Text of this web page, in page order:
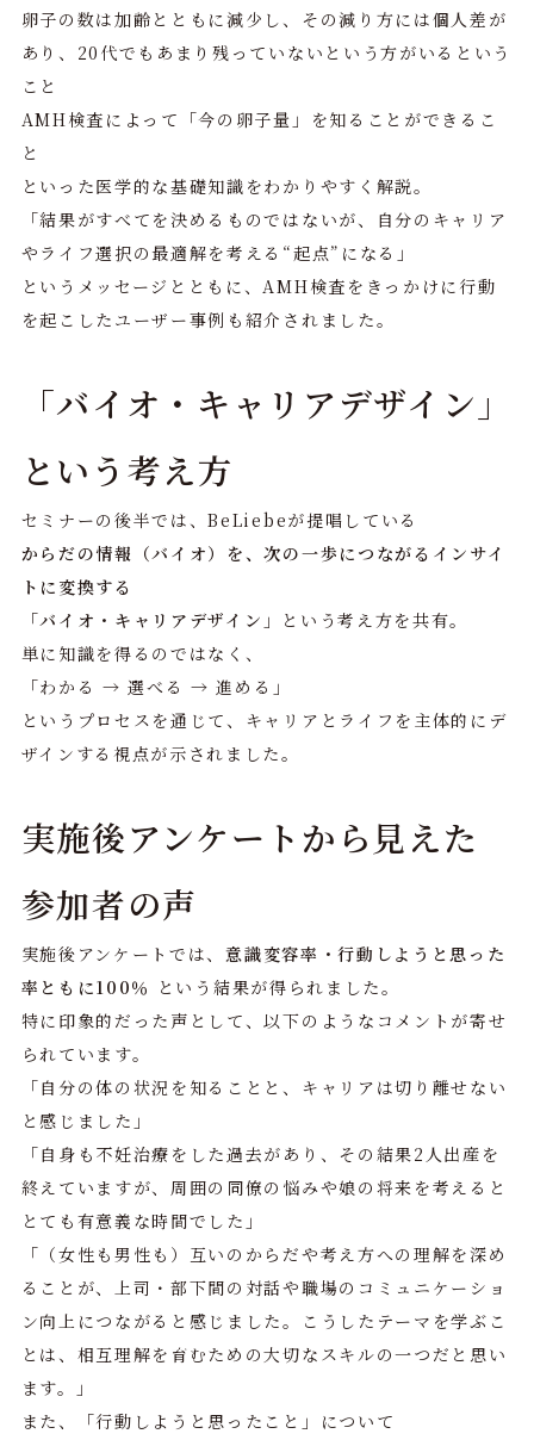
卵子の数は加齢とともに減少し、その減り方には個人差が
あり、20代でもあまり残っていないという方がいるという
こと
AMH検査によって「今の卵子量」を知ることができるこ
と
といった医学的な基礎知識をわかりやすく解説。
「結果がすべてを決めるものではないが、自分のキャリア
やライフ選択の最適解を考える“起点”になる」
というメッセージとともに、AMH検査をきっかけに行動
を起こしたユーザー事例も紹介されました。
「バイオ・キャリアデザイン」
という考え方
セミナーの後半では、BeLiebeが提唱している
からだの情報（バイオ）を、次の一歩につながるインサイ
トに変換する
「バイオ・キャリアデザイン 」という考え方を共有。
単に知識を得るのではなく、
「わかる → 選べる → 進める」
というプロセスを通じて、キャリアとライフを主体的にデ
ザインする視点が示されました。
実施後アンケートから見えた
参加者の声
実施後アンケートでは、意識変容率・行動しようと思った
率ともに100％ という結果が得られました。
特に印象的だった声として、以下のようなコメントが寄せ
られています。
「自分の体の状況を知ることと、キャリアは切り離せない
と感じました」
「自身も不妊治療をした過去があり、その結果2人出産を
終えていますが、周囲の同僚の悩みや娘の将来を考えると
とても有意義な時間でした」
「（女性も男性も）互いのからだや考え方への理解を深め
ることが、上司・部下間の対話や職場のコミュニケーショ
ン向上につながると感じました。こうしたテーマを学ぶこ
とは、相互理解を育むための大切なスキルの一つだと思い
ます。」
また、「行動しようと思ったこと」について